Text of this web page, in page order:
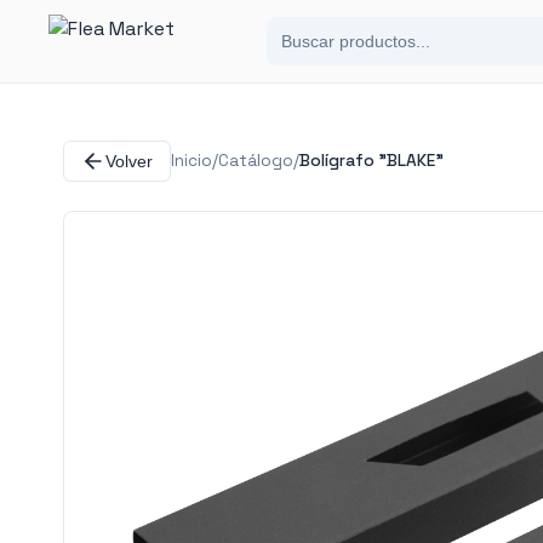
Volver Inicio/Catálogo/Bolígrafo "BLAKE"